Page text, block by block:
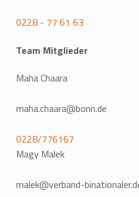
0228 - 77 61 63
Team Mitglieder
Maha Chaara
maha.chaara@bonn.de
0228/776167
Magy Malek
malek@verband-